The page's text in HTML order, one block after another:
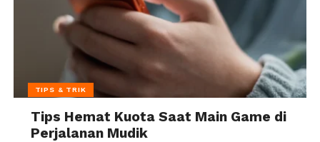
TIPS & TRIK
Tips Hemat Kuota Saat Main Game di
Perjalanan Mudik